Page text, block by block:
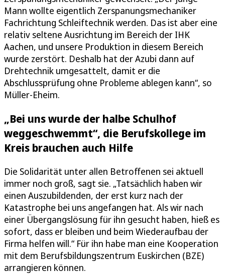
Mann wollte eigentlich Zerspanungsmechaniker
Fachrichtung Schleiftechnik werden. Das ist aber eine
relativ seltene Ausrichtung im Bereich der IHK
Aachen, und unsere Produktion in diesem Bereich
wurde zerstört. Deshalb hat der Azubi dann auf
Drehtechnik umgesattelt, damit er die
Abschlussprüfung ohne Probleme ablegen kann“, so
Müller-Eheim.
„Bei uns wurde der halbe Schulhof
weggeschwemmt“, die Berufskollege im
Kreis brauchen auch Hilfe
Die Solidarität unter allen Betroffenen sei aktuell
immer noch groß, sagt sie. „Tatsächlich haben wir
einen Auszubildenden, der erst kurz nach der
Katastrophe bei uns angefangen hat. Als wir nach
einer Übergangslösung für ihn gesucht haben, hieß es
sofort, dass er bleiben und beim Wiederaufbau der
Firma helfen will.“ Für ihn habe man eine Kooperation
mit dem Berufsbildungszentrum Euskirchen (BZE)
arrangieren können.